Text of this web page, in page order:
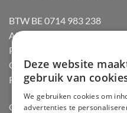
BTW BE 0714 983 238
Algemene voorwaarden
Privacybeleid
Cookiebeleid
Retourneren
Officiële dealer van Gozney
Deze website
gebruik van
We gebruiken cookies om
advertenties te